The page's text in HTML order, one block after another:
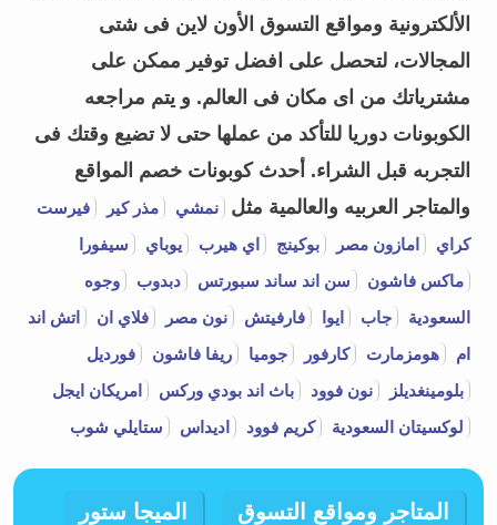
الألكترونية ومواقع التسوق الأون لاين فى شتى
المجالات، لتحصل على افضل توفير ممكن على
مشترياتك من اى مكان فى العالم. و يتم مراجعه
الكوبونات دوريا للتأكد من عملها حتى لا تضيع وقتك فى
التجربه قبل الشراء. أحدث كوبونات خصم المواقع
والمتاجر العربيه والعالمية مثل
نمشي مذر كير
فيرست
كراي
امازون مصر بوكينج اي هيرب يوباي
سيفورا
ماكس فاشون
سن اند ساند سبورتس دبدوب
وجوه
السعودية
جاب ايوا فارفيتش نون مصر فلاي ان
اتش اند
ام
هومزمارت كارفور جوميا ريفا فاشون
فورديل
بلومينغديلز
نون فوود باث اند بودي وركس
امريكان ايجل
لوكسيتان السعودية
كريم فوود اديداس ستايلي شوب
المتاجر ومواقع التسوق الميجا ستور